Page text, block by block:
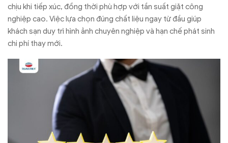
chịu khi tiếp xúc, đồng thời phù hợp với tần suất giặt công
nghiệp cao. Việc lựa chọn đúng chất liệu ngay từ đầu giúp
khách sạn duy trì hình ảnh chuyên nghiệp và hạn chế phát sinh
chi phí thay mới.